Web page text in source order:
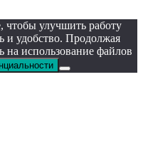
чтобы улучшить работу
и удобство. Продолжая
на использование файлов